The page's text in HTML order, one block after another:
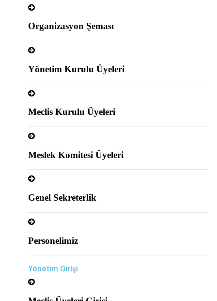
Organizasyon Şeması
Yönetim Kurulu Üyeleri
Meclis Kurulu Üyeleri
Meslek Komitesi Üyeleri
Genel Sekreterlik
Personelimiz
Yönetim Girişi